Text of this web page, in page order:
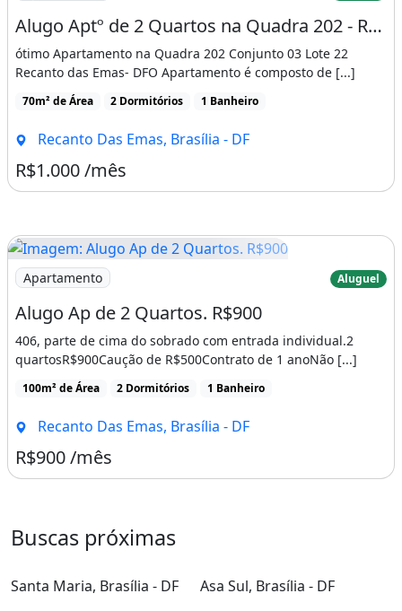
Alugo Aptº de 2 Quartos na Quadra 202 - Recanto das Emas - Prox. Ao Colegio Reação 201
ótimo Apartamento na Quadra 202 Conjunto 03 Lote 22
Recanto das Emas- DFO Apartamento é composto de [...]
70m² de Área 2 Dormitórios 1 Banheiro
Recanto Das Emas, Brasília - DF
R$1.000 /mês
Imagem: Alugo Ap de 2 Quartos. R$900
Apartamento Aluguel
Alugo Ap de 2 Quartos. R$900
406, parte de cima do sobrado com entrada individual.2
quartosR$900Caução de R$500Contrato de 1 anoNão [...]
100m² de Área 2 Dormitórios 1 Banheiro
Recanto Das Emas, Brasília - DF
R$900 /mês
Buscas próximas
Santa Maria, Brasília - DF
Asa Sul, Brasília - DF